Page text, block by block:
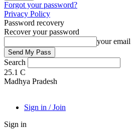
Forgot your password?
Privacy Policy
Password recovery
Recover your password
your email
Search
25.1 C
Madhya Pradesh
Sign in / Join
Sign in